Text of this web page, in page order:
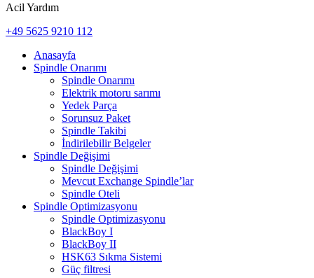
Acil Yardım
+49 5625 9210 112
Anasayfa
Spindle Onarımı
Spindle Onarımı
Elektrik motoru sarımı
Yedek Parça
Sorunsuz Paket
Spindle Takibi
İndirilebilir Belgeler
Spindle Değişimi
Spindle Değişimi
Mevcut Exchange Spindle’lar
Spindle Oteli
Spindle Optimizasyonu
Spindle Optimizasyonu
BlackBoy I
BlackBoy II
HSK63 Sıkma Sistemi
Güç filtresi